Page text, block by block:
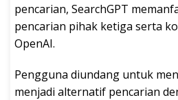
pencarian, SearchGPT
pencarian pihak ketiga serta
OpenAI.
Pengguna diundang untuk
menjadi alternatif pencarian